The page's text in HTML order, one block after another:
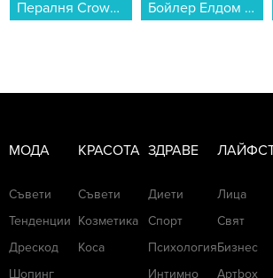
Пералня Crown CWM10J12BLDCIX , 10.00 kg, 1400 об./мин., A , Inox... Бойлер Елдом WVF08039F 80L 3KW , 3 , 75 , C , Вертикален...
МОДА
Съвети
Тенденции
Дрескод
Шопинг
КРАСОТА
Съвети
Козметика
Коса
ЗДРАВЕ
Диети
Спорт
Психология
Интимно
Лица
Свят
Бизнес
Артbox